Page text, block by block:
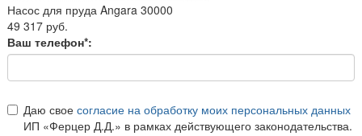
Насос для пруда Angara 30000
49 317 руб.
Ваш телефон*:
Даю свое согласие на обработку моих персональных данных
ИП «Ферцер Д.Д.» в рамках действующего законодательства.